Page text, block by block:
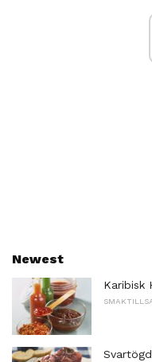
Newest
Karibisk